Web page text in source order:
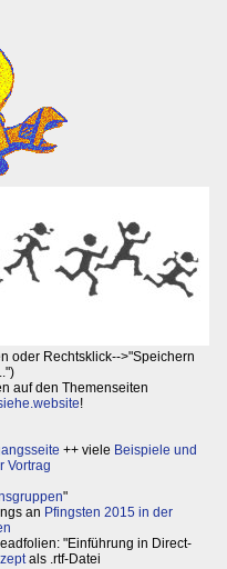
oder Rechtsklick-->"Speichern
auf den Themenseiten
!
++ viele Beispiele und
Vortrag
"
an Pfingsten 2015 in der
"Einführung in Direct-
als .rtf-Datei